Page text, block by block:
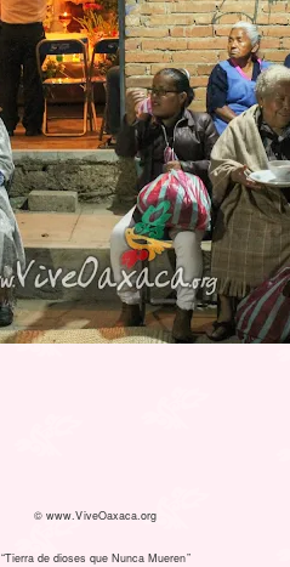
© www.ViveOaxaca.org
“Tierra de dioses que Nunca Mueren”